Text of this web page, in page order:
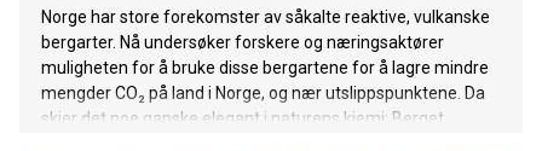
Norge har store forekomster av såkalte reaktive, vulkanske
bergarter. Nå undersøker forskere og næringsaktører
muligheten for å bruke disse bergartene for å lagre mindre
mengder CO₂ på land i Norge, og nær utslippspunktene. Da
skjer det noe ganske elegant i naturens kjemi: Berget